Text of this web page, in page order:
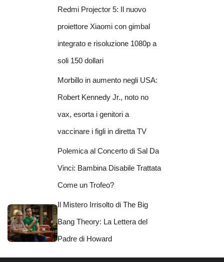
Redmi Projector 5: Il nuovo
proiettore Xiaomi con gimbal
integrato e risoluzione 1080p a
soli 150 dollari
Morbillo in aumento negli USA:
Robert Kennedy Jr., noto no
vax, esorta i genitori a
vaccinare i figli in diretta TV
Polemica al Concerto di Sal Da
Vinci: Bambina Disabile Trattata
Come un Trofeo?
Il Mistero Irrisolto di The Big
Bang Theory: La Lettera del
Padre di Howard